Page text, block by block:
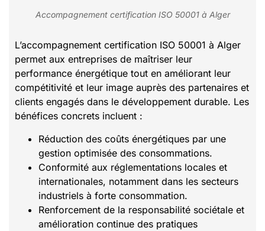
Accompagnement certification ISO 50001 à Alger
L’accompagnement certification ISO 50001 à Alger
permet aux entreprises de maîtriser leur
performance énergétique tout en améliorant leur
compétitivité et leur image auprès des partenaires et
clients engagés dans le développement durable. Les
bénéfices concrets incluent :
Réduction des coûts énergétiques par une
gestion optimisée des consommations.
Conformité aux réglementations locales et
internationales, notamment dans les secteurs
industriels à forte consommation.
Renforcement de la responsabilité sociétale et
amélioration continue des pratiques